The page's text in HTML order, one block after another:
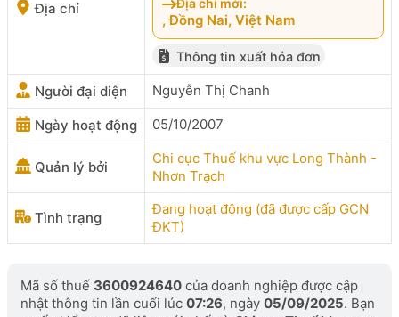
Địa chỉ
, Đồng Nai, Việt Nam
Thông tin xuất hóa đơn
Người đại diện Nguyễn Thị Chanh
Ngày hoạt động 05/10/2007
Quản lý bởi
Chi cục Thuế khu vực Long Thành -
Nhơn Trạch
Tình trạng
Đang hoạt động (đã được cấp GCN
ĐKT)
Mã số thuế 3600924640 của doanh nghiệp được cập
nhật thông tin lần cuối lúc 07:26, ngày 05/09/2025. Bạn